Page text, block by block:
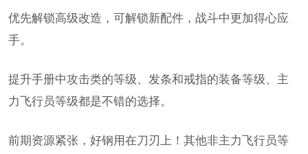
优先解锁高级改造，可解锁新配件，战斗中更加得心应
手。
提升手册中攻击类的等级、发条和戒指的装备等级、主
力飞行员等级都是不错的选择。
前期资源紧张，好钢用在刀刃上！其他非主力飞行员等